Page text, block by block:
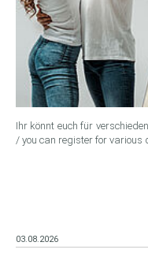
Ihr könnt euch für
/ you can register for various
03.08.2026